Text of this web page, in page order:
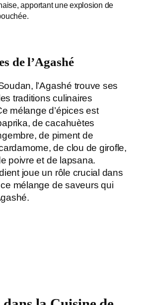
apportant une explosion de
de l’Agashé
l’Agashé trouve ses
traditions culinaires
mélange d’épices est
de cacahuètes
de piment de
de clou de girofle,
poivre et de lapsana.
joue un rôle crucial dans
mélange de saveurs qui